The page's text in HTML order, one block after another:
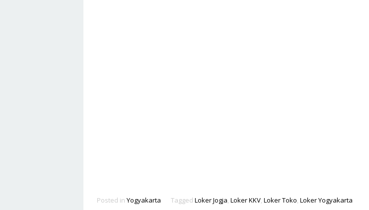
Posted in Yogyakarta Tagged Loker Jogja, Loker KKV, Loker Toko, Loker Yogyakarta